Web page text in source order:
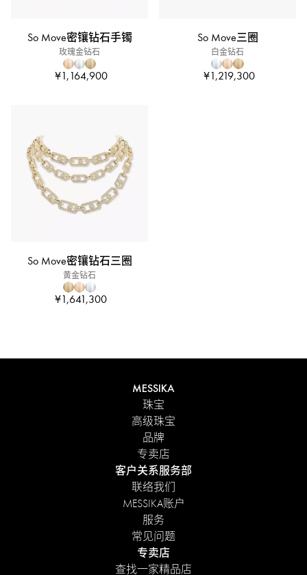
So Move密镶钻石手镯
玫瑰金钻石
¥1,164,900
So Move三圈
白金钻石
¥1,219,300
So Move密镶钻石三圈
黄金钻石
¥1,641,300
MESSIKA
珠宝
高级珠宝
品牌
专卖店
客户关系服务部
联络我们
MESSIKA账户
服务
常见问题
专卖店
查找一家精品店